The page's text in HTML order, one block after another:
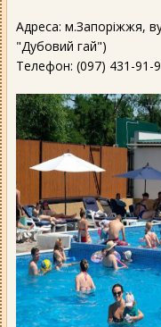
Адреса: м.Запоріжжя,
"Дубовий гай")
Телефон: (097) 431-91-